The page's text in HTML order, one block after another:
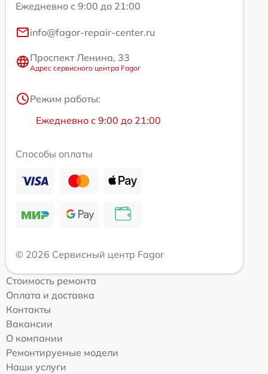
Ежедневно с 9:00 до 21:00
info@fagor-repair-center.ru
Проспект Ленина, 33
Адрес сервисного центра Fagor
Режим работы:
Ежедневно с 9:00 до 21:00
Способы оплаты
© 2026 Сервисный центр Fagor
Стоимость ремонта
Оплата и доставка
Контакты
Вакансии
О компании
Ремонтируемые модели
Наши услуги